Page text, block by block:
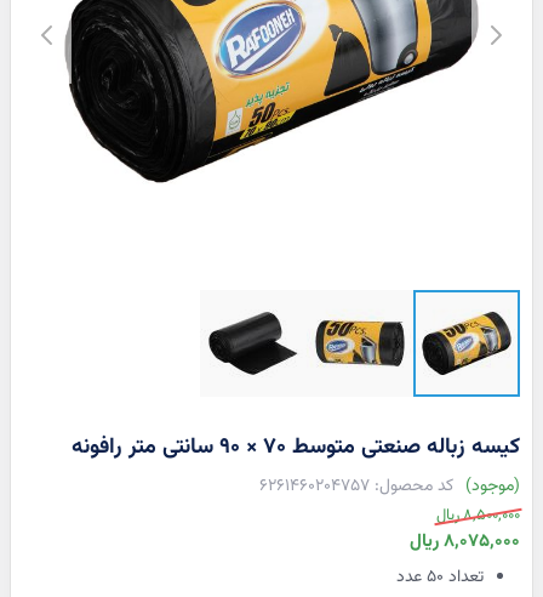
6261460204757 موجود
کیسه زباله صنعتی متوسط 70 × 90 سانتی متر رافونه
قیمت
8,075,000 ریال
قیمت
8,500,000 ریال
تعداد ۵۰ عدد